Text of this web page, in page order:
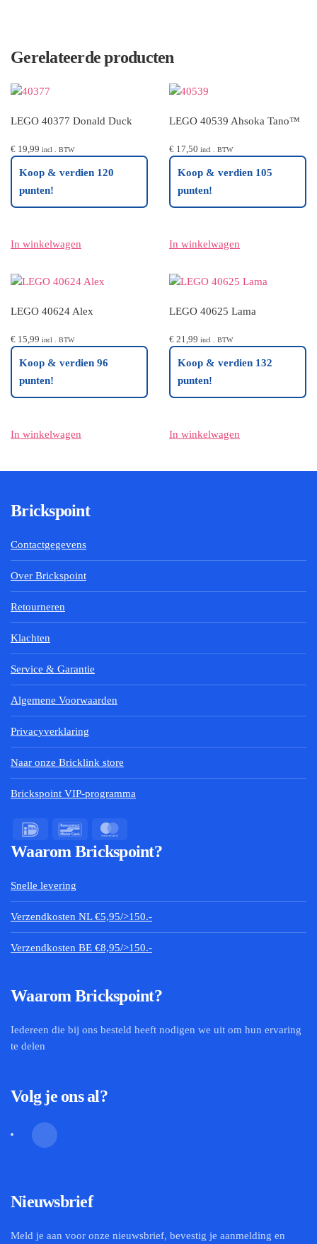
Gerelateerde producten
LEGO 40377 Donald Duck
€ 19,99 incl . BTW
Koop & verdien 120
punten!
In winkelwagen
LEGO 40539 Ahsoka Tano™
€ 17,50 incl . BTW
Koop & verdien 105
punten!
In winkelwagen
LEGO 40624 Alex
€ 15,99 incl . BTW
Koop & verdien 96
punten!
In winkelwagen
LEGO 40625 Lama
€ 21,99 incl . BTW
Koop & verdien 132
punten!
In winkelwagen
Brickspoint
Contactgegevens
Over Brickspoint
Retourneren
Klachten
Service & Garantie
Algemene Voorwaarden
Privacyverklaring
Naar onze Bricklink store
Brickspoint VIP-programma
Waarom Brickspoint?
Snelle levering
Verzendkosten NL €5,95/>150.-
Verzendkosten BE €8,95/>150.-
Waarom Brickspoint?
Iedereen die bij ons besteld heeft nodigen we uit om hun ervaring
te delen
Volg je ons al?
Nieuwsbrief
Meld je aan voor onze nieuwsbrief, bevestig je aanmelding en